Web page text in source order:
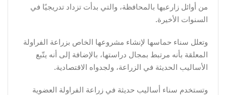
من أوائل زارعيها بالمحافظة، والتي بدأت تزداد تدريجيًا في
السنوات الأخيرة.
وتعلل سناء حماسها لإنشاء مشروعها الخاص بزراعة الفراولة
المعلقة بأنه مرتبط بمجال دراستها، بالإضافة إلى أنه يتّبع
الأساليب الحديثة في الزراعة، ولجدواه الاقتصادية.
وتستخدم سناء أساليب حديثة في زراعة الفراولة العضوية